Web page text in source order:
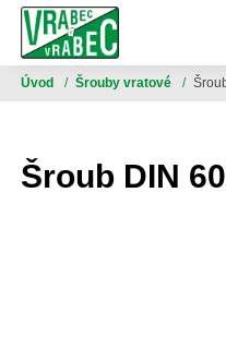
Úvod / Šrouby vratové /
Šroub DIN